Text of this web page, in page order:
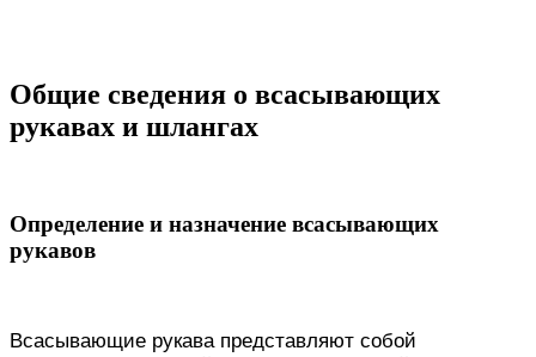
Общие сведения о всасывающих
рукавах и шлангах
Определение и назначение всасывающих
рукавов
Всасывающие рукава представляют собой